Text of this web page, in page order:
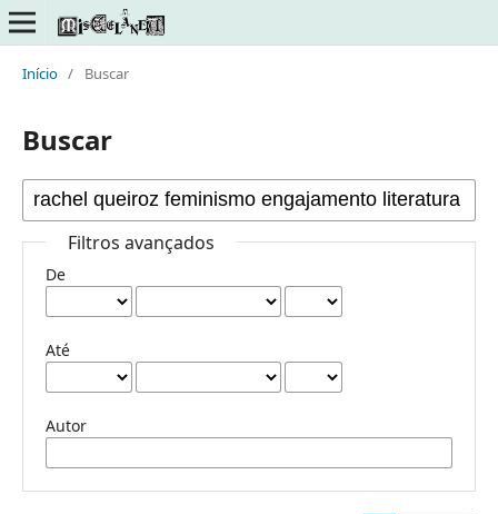
Início / Buscar
Buscar
Filtros avançados
De
Até
Autor